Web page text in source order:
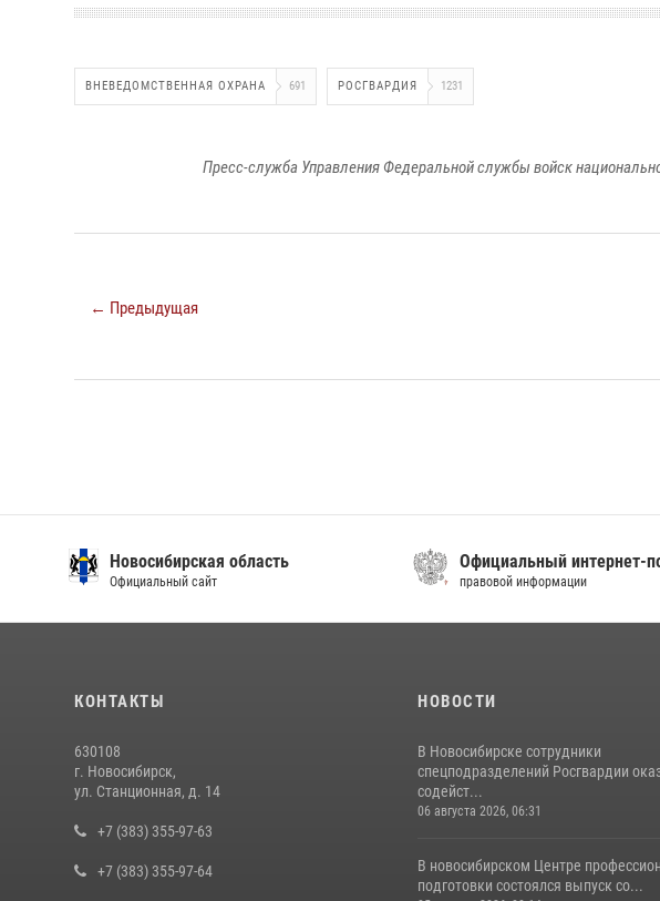
ВНЕВЕДОМСТВЕННАЯ ОХРАНА 691 РОСГВАРДИЯ 1231
Пресс-служба Управления Федеральной службы войск
← Предыдущая
Новосибирская область
Официальный сайт
Официальный интернет-
правовой информации
КОНТАКТЫ
630108
г. Новосибирск,
ул. Станционная, д. 14
+7 (383) 355-97-63
+7 (383) 355-97-64
НОВОСТИ
В Новосибирске сотрудники
спецподразделений Росгвардии
содейст...
06 августа 2026, 06:31
В новосибирском Центре
подготовки состоялся выпуск со...